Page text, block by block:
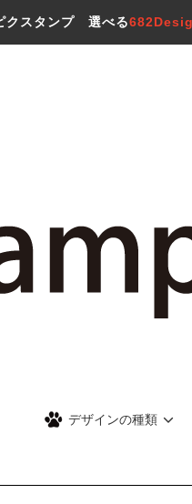
クスタンプ 選べる
デザインの種類